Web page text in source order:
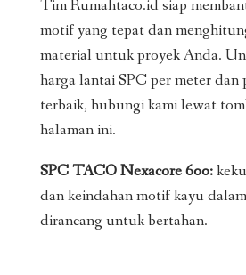
Tim Rumahtaco.id siap
motif yang tepat dan
material untuk proyek Anda.
harga lantai SPC per meter dan
terbaik, hubungi kami lewat
halaman ini.
SPC TACO Nexacore 600:
dan keindahan motif kayu
dirancang untuk bertahan.